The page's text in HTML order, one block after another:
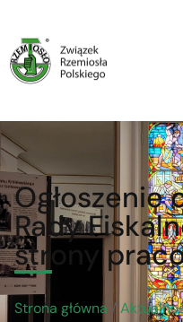
Ogłoszenie
Rady
strony
Strona główna /